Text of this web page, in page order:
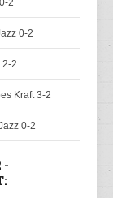
2
0-2
2-2
Kraft 3-2
0-2
-